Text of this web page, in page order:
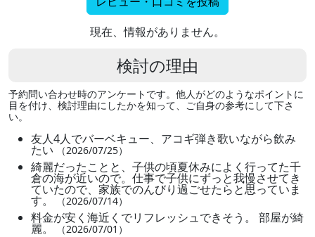
現在、情報がありません。
検討の理由
予約問い合わせ時のアンケートです。他人がどのようなポイントに
目を付け、検討理由にしたかを知って、ご自身の参考にして下さ
い。
友人4人でバーベキュー、アコギ弾き歌いながら飲み
たい （2026/07/25）
綺麗だったことと、子供の頃夏休みによく行ってた千
倉の海が近いので。仕事で子供にずっと我慢させてき
ていたので、家族でのんびり過ごせたらと思っていま
す。 （2026/07/14）
料金が安く海近くでリフレッシュできそう。 部屋が綺
麗。 （2026/07/01）